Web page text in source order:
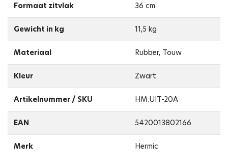
Formaat zitvlak 36 cm
Gewicht in kg 11,5 kg
Materiaal Rubber, Touw
Kleur Zwart
Artikelnummer / SKU HM.UIT-20A
EAN 5420013802166
Merk Hermic